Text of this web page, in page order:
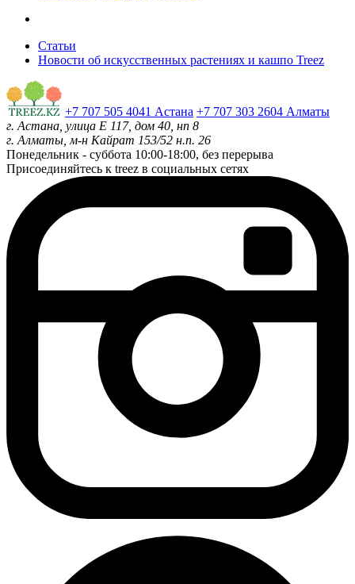
Статьи
Новости об искусственных растениях и кашпо Treez
+7 707 505 4041 Астана +7 707 303 2604 Алматы
г. Астана, улица Е 117, дом 40, нп 8
г. Алматы, м-н Кайрат 153/52 н.п. 26
Понедельник - суббота 10:00-18:00, без перерыва
Присоединяйтесь к treez в социальных сетях